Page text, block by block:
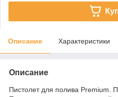
Описание Характеристики
Описание
Пистолет для полива Premium.